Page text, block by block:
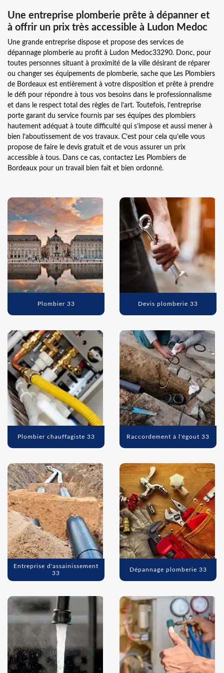
Une entreprise plomberie prête à dépanner et
à offrir un prix très accessible à Ludon Medoc
Une grande entreprise dispose et propose des services de
dépannage plomberie au profit à Ludon Medoc33290. Donc, pour
toutes personnes situant à proximité de la ville désirant de réparer
ou changer ses équipements de plomberie, sache que Les Plombiers
de Bordeaux est entièrement à votre disposition et prête à prendre
le défi pour répondre à tous vos besoins dans le professionnalisme
et dans le respect total des règles de l’art. Toutefois, l’entreprise
porte garant du service fournis par ses équipes des plombiers
hautement adéquat à toute difficulté qui s’impose et aussi mener à
bien l’aboutissement de vos travaux. C’est pour cela qu’elle vous
propose de faire le devis gratuit et de vous assurer un prix
accessible à tous. Dans ce cas, contactez Les Plombiers de
Bordeaux pour un travail bien fait et bien ordonné.
Plombier 33 Devis plomberie 33
Plombier chauffagiste 33 Raccordement à l'égout 33
Entreprise d'assainissement
33
Dépannage plomberie 33